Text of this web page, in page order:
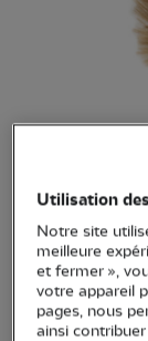
(Ref.EN1070)
7,90 €
Une
Utilisation
Notre site
meilleure
et fermer »,
votre appareil
pages, nous
ainsi